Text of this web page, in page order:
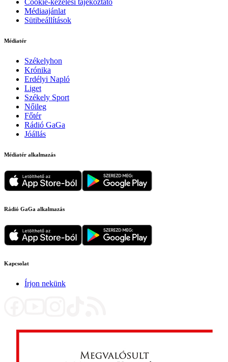
Médiaajánlat
Sütibeállítások
Médiatér
Székelyhon
Krónika
Erdélyi Napló
Liget
Székely Sport
Nőileg
Főtér
Rádió GaGa
Jóállás
Médiatér alkalmazás
Rádió GaGa alkalmazás
Kapcsolat
Írjon nekünk